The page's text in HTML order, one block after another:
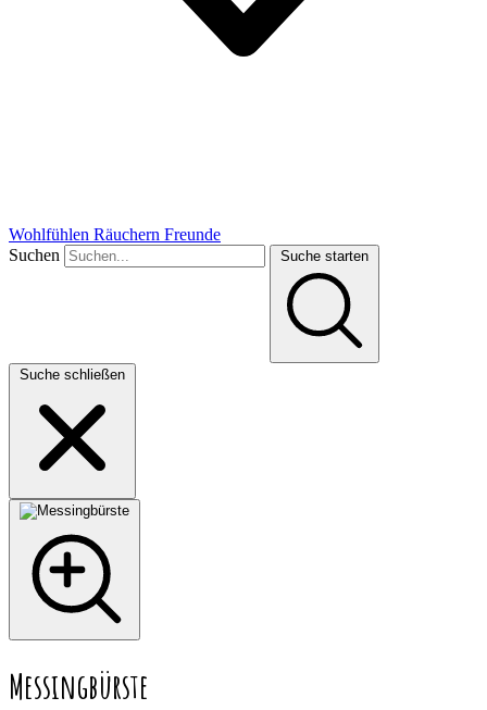
Wohlfühlen Räuchern Freunde
Suchen
Suche starten
Suche schließen
Messingbürste